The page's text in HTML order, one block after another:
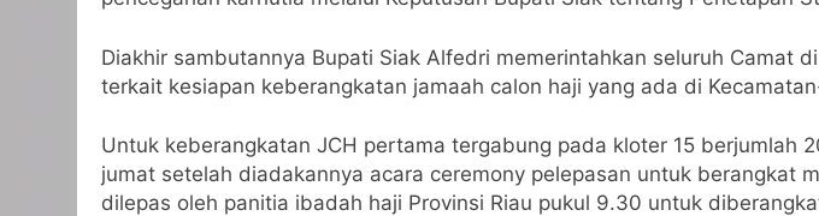
Diakhir sambutannya Bupati Siak Alfedri memerintahkan seluruh Camat
terkait kesiapan keberangkatan jamaah calon haji yang ada di
Untuk keberangkatan JCH pertama tergabung pada kloter 15
jumat setelah diadakannya acara ceremony pelepasan untuk berangkat
dilepas oleh panitia ibadah haji Provinsi Riau pukul 9.30 untuk